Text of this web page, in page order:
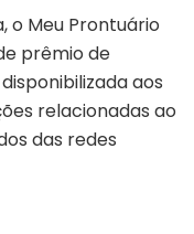
o Meu Prontuário
prêmio de
aos
relacionadas ao
das redes